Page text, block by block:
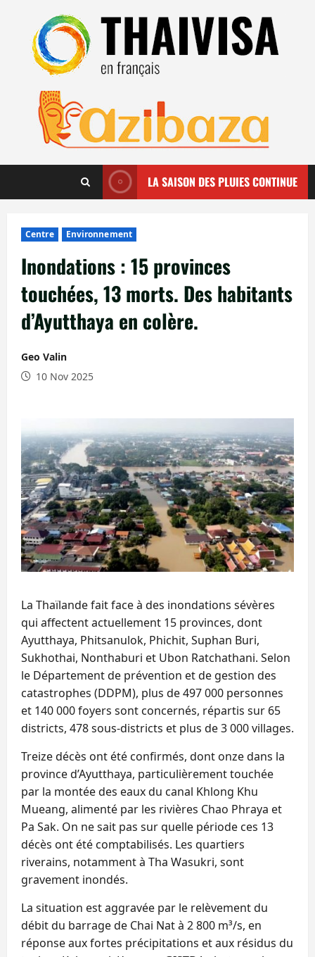
contenu
LA SAISON DES PLUIES CONTINUE
Centre Environnement
Inondations : 15 provinces
touchées, 13 morts. Des habitants
d’Ayutthaya en colère.
Geo Valin
10 Nov 2025
La Thaïlande fait face à des inondations sévères
qui affectent actuellement 15 provinces, dont
Ayutthaya, Phitsanulok, Phichit, Suphan Buri,
Sukhothai, Nonthaburi et Ubon Ratchathani. Selon
le Département de prévention et de gestion des
catastrophes (DDPM), plus de 497 000 personnes
et 140 000 foyers sont concernés, répartis sur 65
districts, 478 sous-districts et plus de 3 000 villages.
Treize décès ont été confirmés, dont onze dans la
province d’Ayutthaya, particulièrement touchée
par la montée des eaux du canal Khlong Khu
Mueang, alimenté par les rivières Chao Phraya et
Pa Sak. On ne sait pas sur quelle période ces 13
décès ont été comptabilisés. Les quartiers
riverains, notamment à Tha Wasukri, sont
gravement inondés.
La situation est aggravée par le relèvement du
débit du barrage de Chai Nat à 2 800 m³/s, en
réponse aux fortes précipitations et aux résidus du